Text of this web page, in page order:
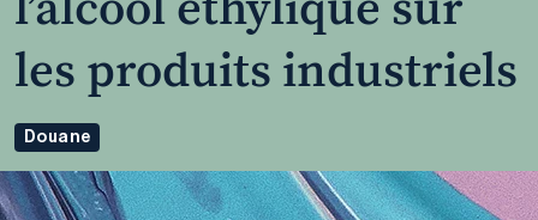
les produits industriels
Douane